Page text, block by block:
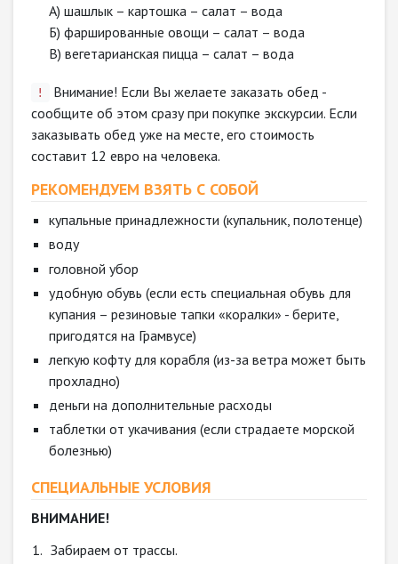
А) шашлык – картошка – салат – вода
Б) фаршированные овощи – салат – вода
В) вегетарианская пицца – салат – вода
!
Внимание! Если Вы желаете заказать обед -
сообщите об этом сразу при покупке экскурсии. Если
заказывать обед уже на месте, его стоимость
составит 12 евро на человека.
РЕКОМЕНДУЕМ ВЗЯТЬ С СОБОЙ
купальные принадлежности (купальник, полотенце)
воду
головной убор
удобную обувь (если есть специальная обувь для
купания – резиновые тапки «коралки» - берите,
пригодятся на Грамвусе)
легкую кофту для корабля (из-за ветра может быть
прохладно)
деньги на дополнительные расходы
таблетки от укачивания (если страдаете морской
болезнью)
СПЕЦИАЛЬНЫЕ УСЛОВИЯ
ВНИМАНИЕ!
Забираем от трассы.